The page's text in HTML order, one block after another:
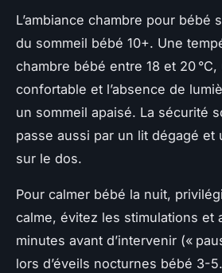
L’ambiance chambre pour bébé
du sommeil bébé 10+. Une
chambre bébé entre 18 et 20 °C,
confortable et l’absence de
un sommeil apaisé. La sécurité
passe aussi par un lit dégagé et
sur le dos.
Pour calmer bébé la nuit,
calme, évitez les stimulations et
minutes avant d’intervenir («
lors d’éveils nocturnes bébé 3-